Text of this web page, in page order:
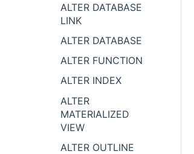
ALTER DATABASE
LINK
ALTER DATABASE
ALTER FUNCTION
ALTER INDEX
ALTER
MATERIALIZED
VIEW
ALTER OUTLINE